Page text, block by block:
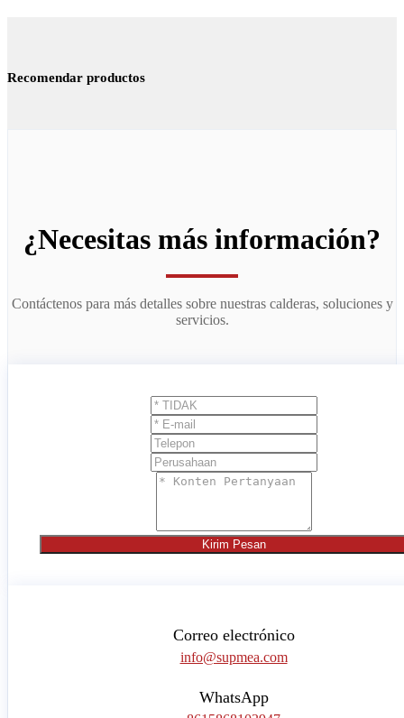
Recomendar productos
¿Necesitas más información?
Contáctenos para más detalles sobre nuestras calderas, soluciones y
servicios.
Kirim Pesan
Correo electrónico
info@supmea.com
WhatsApp